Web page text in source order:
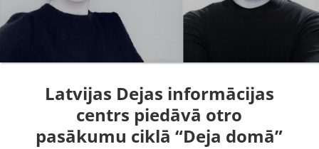
Latvijas Dejas informācijas
centrs piedāvā otro
pasākumu ciklā “Deja domā”